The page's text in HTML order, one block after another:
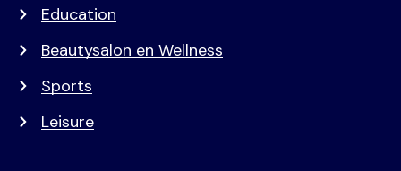
Education
Beautysalon en Wellness
Sports
Leisure